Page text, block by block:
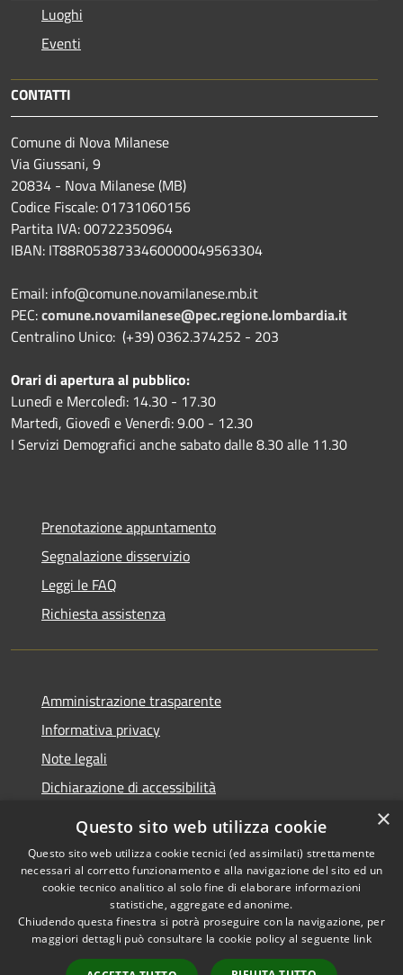
Luoghi
Eventi
CONTATTI
Comune di Nova Milanese
Via Giussani, 9
20834 - Nova Milanese (MB)
Codice Fiscale: 01731060156
Partita IVA: 00722350964
IBAN: IT88R0538733460000049563304
Email: info@comune.novamilanese.mb.it
PEC:comune.novamilanese@pec.regione.lombardia.it
Centralino Unico: (+39) 0362.374252 - 203
Orari di apertura al pubblico:
Lunedì e Mercoledì: 14.30 - 17.30
Martedì, Giovedì e Venerdì: 9.00 - 12.30
I Servizi Demografici anche sabato dalle 8.30 alle 11.30
Prenotazione appuntamento
Segnalazione disservizio
Leggi le FAQ
Richiesta assistenza
Amministrazione trasparente
Informativa privacy
Note legali
Dichiarazione di accessibilità
RSS
Privacy
Cookie
Mappa del sito
Copyright © 2026 • Comune di
Nova Milanese • Powered by
Municipium•Accesso
redazione
×
Questo sito web utilizza cookie
Questo sito web utilizza cookie tecnici (ed assimilati) strettamente
necessari al corretto funzionamento e alla navigazione del sito ed un
cookie tecnico analitico al solo fine di elaborare informazioni
statistiche, aggregate ed anonime.
Chiudendo questa finestra si potrà proseguire con la navigazione, per
maggiori dettagli può consultare la cookie policy al seguente link